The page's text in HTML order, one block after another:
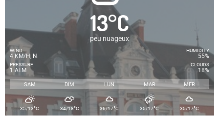
13°C
peu nuageux
WIND
4 KM/H, N
PRESSURE
1 ATM
HUMIDITY
55%
CLOUDS
18%
SAM DIM LUN MAR MER
35/13°C 34/18°C 36/17°C 35/17°C 35/17°C